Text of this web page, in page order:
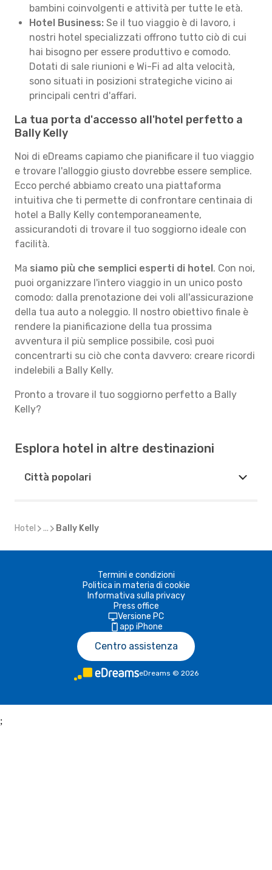
bambini coinvolgenti e attività per tutte le età.
Hotel Business: Se il tuo viaggio è di lavoro, i
nostri hotel specializzati offrono tutto ciò di cui
hai bisogno per essere produttivo e comodo.
Dotati di sale riunioni e Wi-Fi ad alta velocità,
sono situati in posizioni strategiche vicino ai
principali centri d'affari.
La tua porta d'accesso all'hotel perfetto a
Bally Kelly
Noi di eDreams capiamo che pianificare il tuo viaggio
e trovare l'alloggio giusto dovrebbe essere semplice.
Ecco perché abbiamo creato una piattaforma
intuitiva che ti permette di confrontare centinaia di
hotel a Bally Kelly contemporaneamente,
assicurandoti di trovare il tuo soggiorno ideale con
facilità.
Ma siamo più che semplici esperti di hotel. Con noi,
puoi organizzare l'intero viaggio in un unico posto
comodo: dalla prenotazione dei voli all'assicurazione
della tua auto a noleggio. Il nostro obiettivo finale è
rendere la pianificazione della tua prossima
avventura il più semplice possibile, così puoi
concentrarti su ciò che conta davvero: creare ricordi
indelebili a Bally Kelly.
Pronto a trovare il tuo soggiorno perfetto a Bally
Kelly?
Esplora hotel in altre destinazioni
Città popolari
Hotel ... Bally Kelly
Termini e condizioni
Politica in materia di cookie
Informativa sulla privacy
Press office
Versione PC
app iPhone
Centro assistenza
eDreams © 2026
;